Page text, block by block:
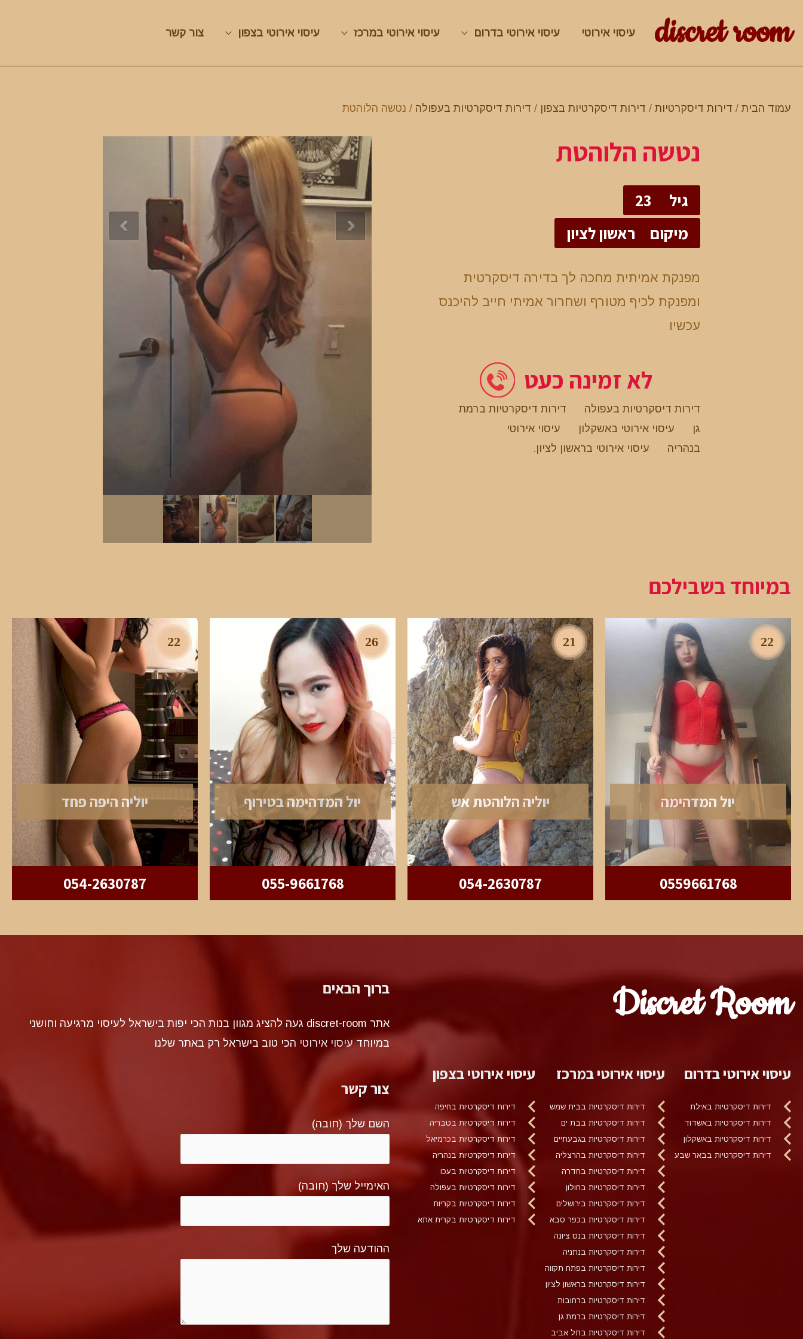
discret room עיסוי אירוטי עיסוי אירוטי בדרום עיסוי אירוטי במרכז עיסוי אירוטי בצפון צור קשר
עמוד הבית / דירות דיסקרטיות / דירות דיסקרטיות בצפון / דירות דיסקרטיות בעפולה / נטשה הלוהטת
נטשה הלוהטת
גיל
23
מיקום
ראשון לציון
מפנקת אמיתית מחכה לך בדירה דיסקרטית
ומפנקת לכיף מטורף ושחרור אמיתי חייב להיכנס
עכשיו
לא זמינה כעט
דירות דיסקרטיות בעפולה
דירות דיסקרטיות ברמת
גן
עיסוי אירוטי באשקלון
עיסוי אירוטי
בנהריה
עיסוי אירוטי בראשון לציון.
במיוחד בשבילכם
22
יול המדהימה
0559661768
21
יוליה הלוהטת אש
054-2630787
26
יול המדהימה בטירוף
055-9661768
22
יוליה היפה פחד
054-2630787
Discret Room
עיסוי אירוטי בדרום
דירות דיסקרטיות באילת
דירות דיסקרטיות באשדוד
דירות דיסקרטיות באשקלון
דירות דיסקרטיות בבאר שבע
עיסוי אירוטי במרכז
דירות דיסקרטיות בבית שמש
דירות דיסקרטיות בבת ים
דירות דיסקרטיות בגבעתיים
דירות דיסקרטיות בהרצליה
דירות דיסקרטיות בחדרה
דירות דיסקרטיות בחולון
דירות דיסקרטיות בירושלים
דירות דיסקרטיות בכפר סבא
דירות דיסקרטיות בנס ציונה
דירות דיסקרטיות בנתניה
דירות דיסקרטיות בפתח תקווה
דירות דיסקרטיות בראשון לציון
דירות דיסקרטיות ברחובות
דירות דיסקרטיות ברמת גן
דירות דיסקרטיות בתל אביב
עיסוי אירוטי בצפון
דירות דיסקרטיות בחיפה
דירות דיסקרטיות בטבריה
דירות דיסקרטיות בכרמיאל
דירות דיסקרטיות בנהריה
דירות דיסקרטיות בעכו
דירות דיסקרטיות בעפולה
דירות דיסקרטיות בקריות
דירות דיסקרטיות בקרית אתא
ברוך הבאים
אתר discret-room געה להציג מגוון בנות הכי יפות בישראל לעיסוי מרגיעה וחושני
במיוחדעיסוי אירוטי הכי טוב בישראל רק באתר שלנו
צור קשר
השם שלך (חובה)
האימייל שלך (חובה)
ההודעה שלך